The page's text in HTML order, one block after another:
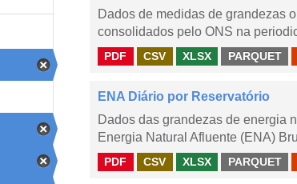
Dados de medidas de grandezas
consolidados pelo ONS na
PDF CSV XLSX PARQUET
ENA Diário por Reservatório
Dados das grandezas de energia
Energia Natural Afluente (ENA)
PDF CSV XLSX PARQUET